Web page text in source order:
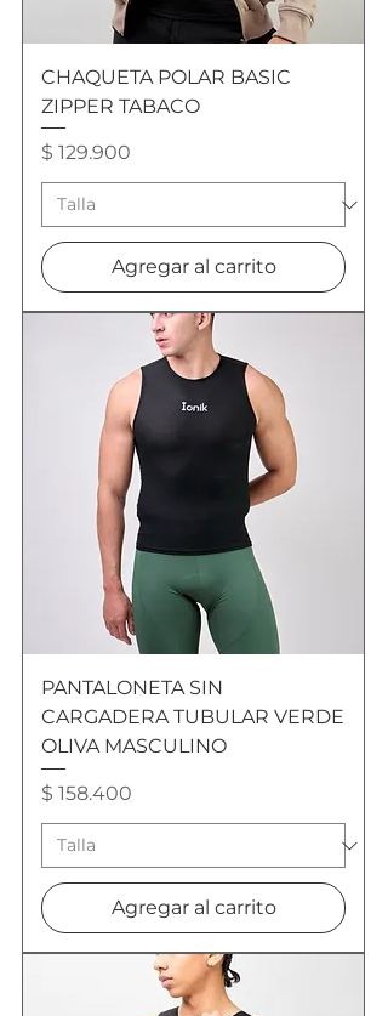
CHAQUETA POLAR BASIC
ZIPPER TABACO
Precio
$ 129.900
Agregar al carrito
PANTALONETA SIN
CARGADERA TUBULAR VERDE
OLIVA MASCULINO
Precio
$ 158.400
Agregar al carrito